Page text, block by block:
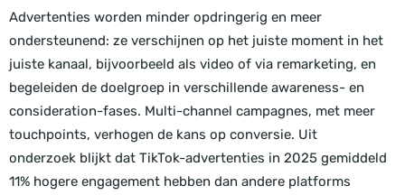
Advertenties worden minder opdringerig en meer
ondersteunend: ze verschijnen op het juiste moment in het
juiste kanaal, bijvoorbeeld als video of via remarketing, en
begeleiden de doelgroep in verschillende awareness- en
consideration-fases. Multi-channel campagnes, met meer
touchpoints, verhogen de kans op conversie. Uit
onderzoek blijkt dat TikTok-advertenties in 2025 gemiddeld
11% hogere engagement hebben dan andere platforms